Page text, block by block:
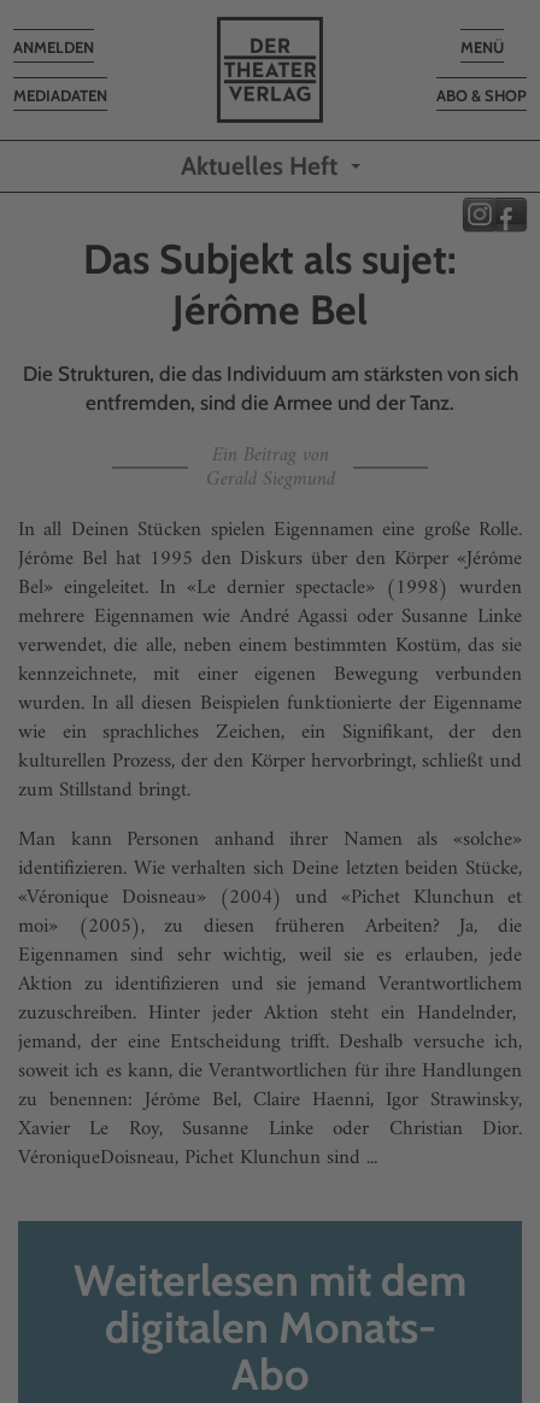
Toggle
MENÜ
ABO & SHOP
MEDIADATEN
Toggle
navigation
ANMELDEN
Aktuelles Heft
Das Subjekt als sujet:
Jérôme Bel
Die Strukturen, die das Individuum am stärksten von sich
entfremden, sind die Armee und der Tanz.
Ein Beitrag von
Gerald Siegmund
In all Deinen Stücken spielen Eigennamen eine große Rolle.
Jérôme Bel hat 1995 den Diskurs über den Körper «Jérôme
Bel» eingeleitet. In «Le dernier spectacle» (1998) wurden
mehrere Eigennamen wie André Agassi oder Susanne Linke
verwendet, die alle, neben einem bestimmten Kostüm, das sie
kennzeichnete, mit einer eigenen Bewegung verbunden
wurden. In all diesen Beispielen funktionierte der Eigenname
wie ein sprachliches Zeichen, ein Signifikant, der den
kulturellen Prozess, der den Körper hervorbringt, schließt und
zum Stillstand bringt.
Man kann Personen anhand ihrer Namen als «solche»
identifizieren. Wie verhalten sich Deine letzten beiden Stücke,
«Véronique Doisneau» (2004) und «Pichet Klunchun et
moi» (2005), zu diesen früheren Arbeiten? Ja, die
Eigennamen sind sehr wichtig, weil sie es erlauben, jede
Aktion zu identifizieren und sie jemand Verantwortlichem
zuzuschreiben. Hinter jeder Aktion steht ein Handelnder,
jemand, der eine Entscheidung trifft. Deshalb versuche ich,
soweit ich es kann, die Verantwortlichen für ihre Handlungen
zu benennen: Jérôme Bel, Claire Haenni, Igor Strawinsky,
Xavier Le Roy, Susanne Linke oder Christian Dior.
VéroniqueDoisneau, Pichet Klunchun sind ...
Weiterlesen mit dem
digitalen Monats-
Abo